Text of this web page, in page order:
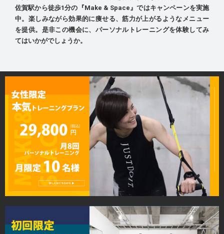
佐賀駅から徒歩1分の『Make & Space』ではキャンペーンを実施
中。楽しみながら効果的に痩せる、筋力が上がるようなメニュー
を提供。是非この機会に、パーソナルトレーニングを体験してみ
てはいかがでしょうか。